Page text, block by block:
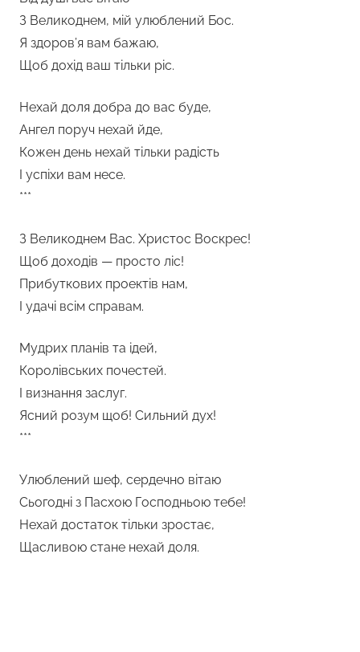
З Великоднем, мій улюблений Бос.
Я здоров’я вам бажаю,
Щоб дохід ваш тільки ріс.
Нехай доля добра до вас буде,
Ангел поруч нехай йде,
Кожен день нехай тільки радість
І успіхи вам несе.
***
З Великоднем Вас. Христос Воскрес!
Щоб доходів — просто ліс!
Прибуткових проектів нам,
І удачі всім справам.
Мудрих планів та ідей,
Королівських почестей.
І визнання заслуг.
Ясний розум щоб! Сильний дух!
***
Улюблений шеф, сердечно вітаю
Сьогодні з Пасхою Господньою тебе!
Нехай достаток тільки зростає,
Щасливою стане нехай доля.